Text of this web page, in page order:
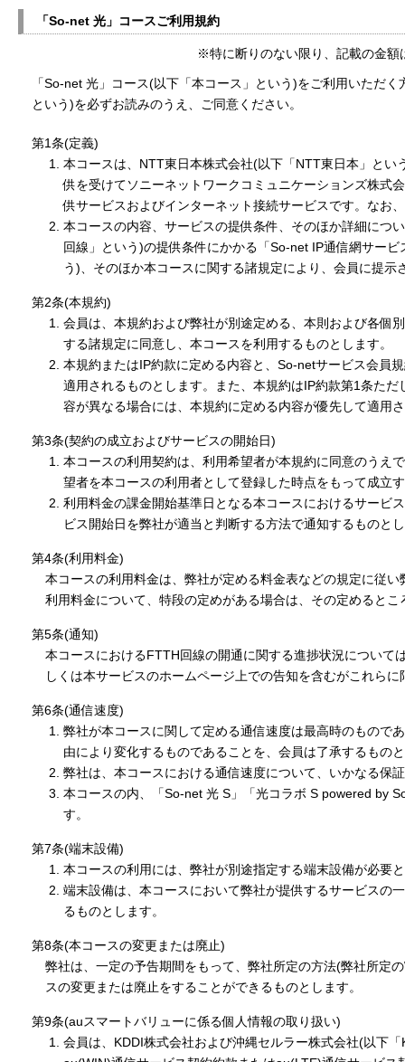
「So-net 光」コースご利用規約
※特に断りのない限り、記載の金額
「So-net 光」コース(以下「本コース」という)をご利用いただ
という)を必ずお読みのうえ、ご同意ください。
第1条(定義)
本コースは、NTT東日本株式会社(以下「NTT東日本」と
供を受けてソニーネットワークコミュニケーションズ株式
供サービスおよびインターネット接続サービスです。なお
本コースの内容、サービスの提供条件、そのほか詳細につ
回線」という)の提供条件にかかる「So-net IP通信網サー
う)、そのほか本コースに関する諸規定により、会員に提示
第2条(本規約)
会員は、本規約および弊社が別途定める、本則および各個
する諸規定に同意し、本コースを利用するものとします。
本規約またはIP約款に定める内容と、So-netサービス会員
適用されるものとします。また、本規約はIP約款第1条た
容が異なる場合には、本規約に定める内容が優先して適用
第3条(契約の成立およびサービスの開始日)
本コースの利用契約は、利用希望者が本規約に同意のうえ
望者を本コースの利用者として登録した時点をもって成立
利用料金の課金開始基準日となる本コースにおけるサービ
ビス開始日を弊社が適当と判断する方法で通知するものと
第4条(利用料金)
本コースの利用料金は、弊社が定める料金表などの規定に従
利用料金について、特段の定めがある場合は、その定めるとこ
第5条(通知)
本コースにおけるFTTH回線の開通に関する進捗状況につい
しくは本サービスのホームページ上での告知を含むがこれら
第6条(通信速度)
弊社が本コースに関して定める通信速度は最高時のもので
由により変化するものであることを、会員は了承するもの
弊社は、本コースにおける通信速度について、いかなる保
本コースの内、「So-net 光 S」「光コラボ S powered by
す。
第7条(端末設備)
本コースの利用には、弊社が別途指定する端末設備が必要
端末設備は、本コースにおいて弊社が提供するサービスの
るものとします。
第8条(本コースの変更または廃止)
弊社は、一定の予告期間をもって、弊社所定の方法(弊社所定
スの変更または廃止をすることができるものとします。
第9条(auスマートバリューに係る個人情報の取り扱い)
会員は、KDDI株式会社および沖縄セルラー株式会社(以下